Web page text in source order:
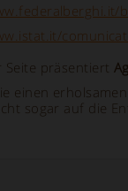
Seite präsentiert
einen
sogar auf die